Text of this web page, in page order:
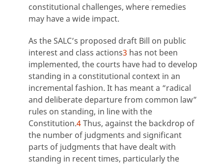
constitutional challenges, where remedies
may have a wide impact.
As the SALC’s proposed draft Bill on public
interest and class actions3 has not been
implemented, the courts have had to develop
standing in a constitutional context in an
incremental fashion. It has meant a “radical
and deliberate departure from common law”
rules on standing, in line with the
Constitution.4Thus, against the backdrop of
the number of judgments and significant
parts of judgments that have dealt with
standing in recent times, particularly the